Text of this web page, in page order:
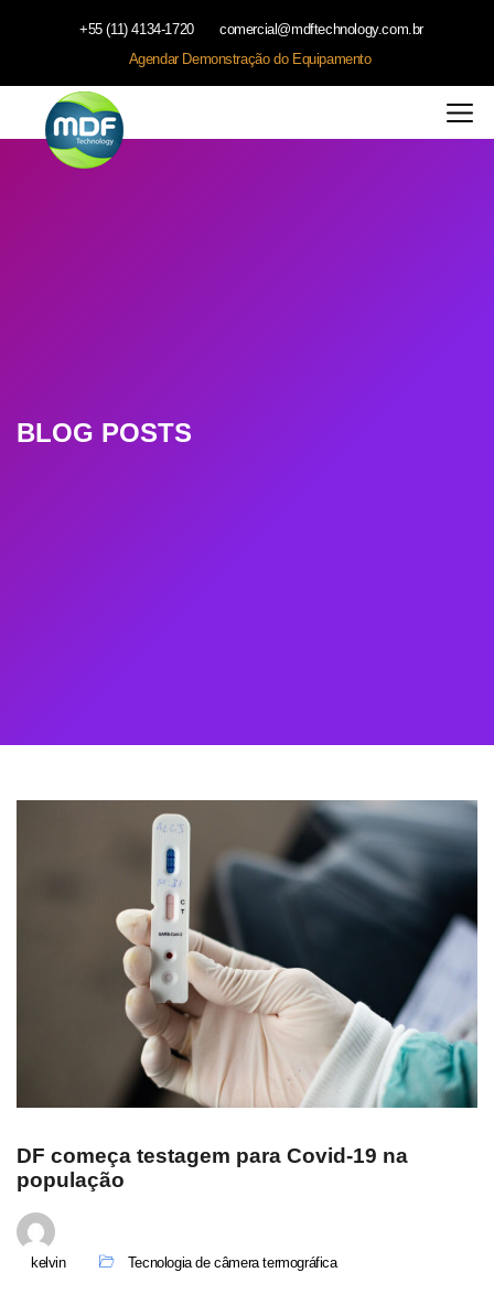
+55 (11) 4134-1720
comercial@mdftechnology.com.br
Agendar Demonstração do Equipamento
BLOG POSTS
DF começa testagem para Covid-19 na
população
kelvin Tecnologia de câmera termográfica